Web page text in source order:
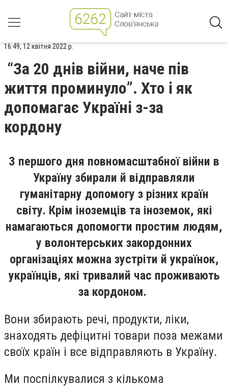
16:49, 12 квітня 2022 р.
“За 20 днів війни, наче пів
життя проминуло”. Хто і як
допомагає Україні з-за
кордону
З першого дня повномасштабної війни в
Україну збирали й відправляли
гуманітарну допомогу з різних країн
світу. Крім іноземців та іноземок, які
намагаються допомогти простим людям,
у волонтерських закордонних
організаціях можна зустріти й українок,
українців, які тривалий час проживають
за кордоном.
Вони збирають речі, продукти, ліки,
знаходять дефіцитні товари поза межами
своїх країн і все відправляють в Україну.
Ми поспілкувалися з кількома